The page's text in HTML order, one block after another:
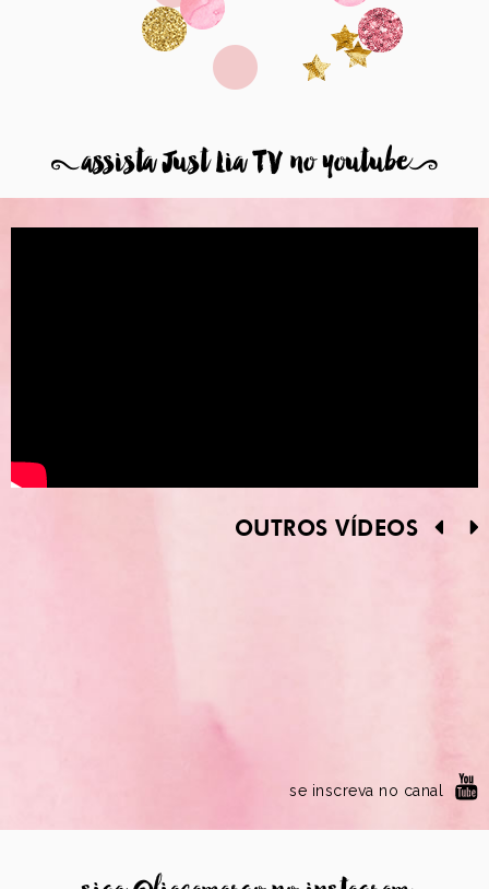
8assista Just Lia TV no youtube9
OUTROS VÍDEOS
se inscreva no canal